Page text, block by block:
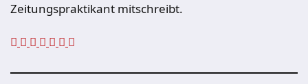
Zeitungspraktikant mitschreibt.